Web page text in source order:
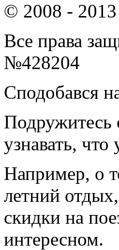
© 2008 - 2013
Все права
№428204
Сподобався
Подружитесь
узнавать, что
Например, о
летний
скидки на
интересном.